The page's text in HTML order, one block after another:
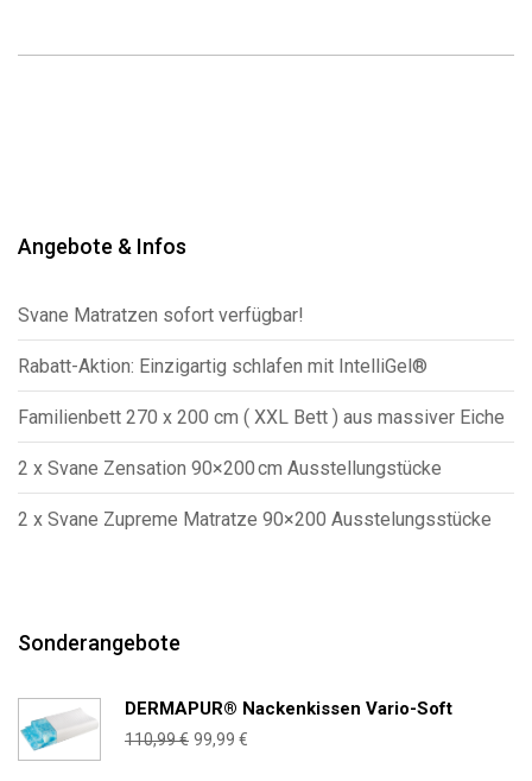
Angebote & Infos
Svane Matratzen sofort verfügbar!
Rabatt-Aktion: Einzigartig schlafen mit IntelliGel®
Familienbett 270 x 200 cm ( XXL Bett ) aus massiver Eiche
2 x Svane Zensation 90×200 cm Ausstellungstücke
2 x Svane Zupreme Matratze 90×200 Ausstelungsstücke
Sonderangebote
DERMAPUR® Nackenkissen Vario-Soft
110,99€ Ursprünglicher
99,99 €